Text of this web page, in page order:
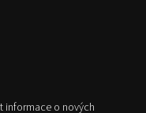
informace o nových